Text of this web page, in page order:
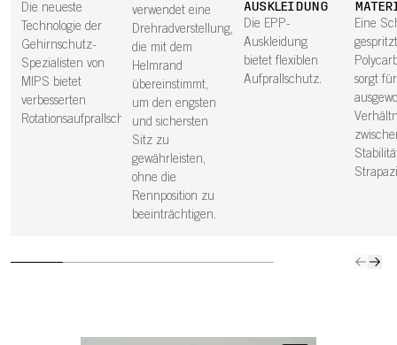
Die neueste
Technologie der
Gehirnschutz-
Spezialisten von
MIPS bietet
verbesserten
Rotationsaufprallschutz.
verwendet eine
Drehradverstellung,
die mit dem
Helmrand
übereinstimmt,
um den engsten
und sichersten
Sitz zu
gewährleisten,
ohne die
Rennposition zu
beeinträchtigen.
AUSKLEIDUNG
Die EPP-
Auskleidung
bietet flexiblen
Aufprallschutz.
Eine
sorgt